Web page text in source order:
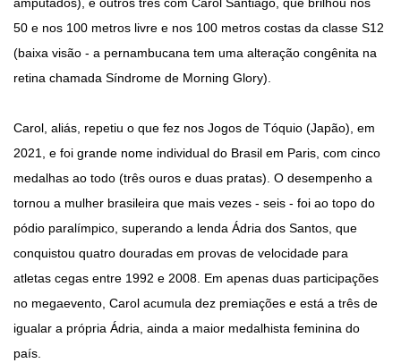
amputados), e outros três com Carol Santiago, que brilhou nos
50 e nos 100 metros livre e nos 100 metros costas da classe S12
(baixa visão - a pernambucana tem uma alteração congênita na
retina chamada Síndrome de Morning Glory).
Carol, aliás, repetiu o que fez nos Jogos de Tóquio (Japão), em
2021, e foi grande nome individual do Brasil em Paris, com cinco
medalhas ao todo (três ouros e duas pratas). O desempenho a
tornou a mulher brasileira que mais vezes - seis - foi ao topo do
pódio paralímpico, superando a lenda Ádria dos Santos, que
conquistou quatro douradas em provas de velocidade para
atletas cegas entre 1992 e 2008. Em apenas duas participações
no megaevento, Carol acumula dez premiações e está a três de
igualar a própria Ádria, ainda a maior medalhista feminina do
país.